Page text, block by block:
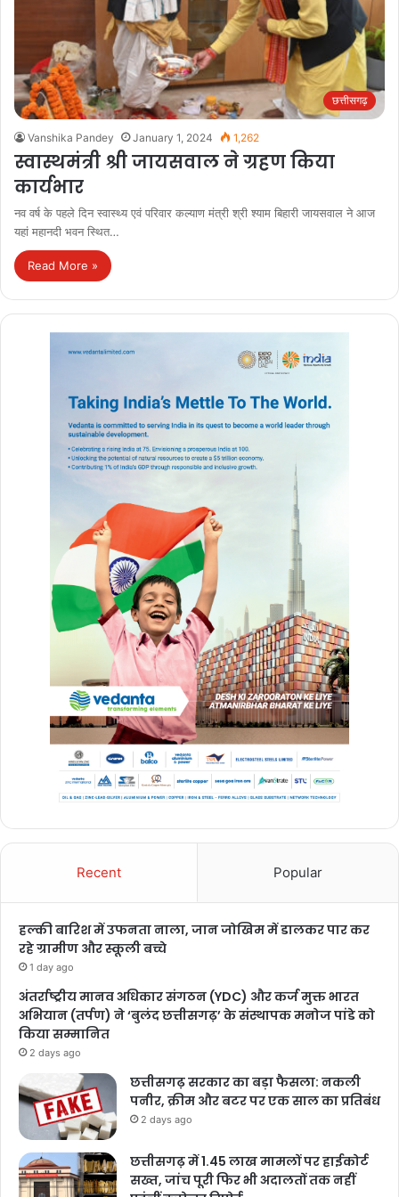
छत्तीसगढ़
Vanshika Pandey January 1, 2024 1,262
स्वास्थमंत्री श्री जायसवाल ने ग्रहण किया
कार्यभार
नव वर्ष के पहले दिन स्वास्थ्य एवं परिवार कल्याण मंत्री श्री श्याम बिहारी जायसवाल ने आज
यहां महानदी भवन स्थित…
Read More »
Recent Popular
हल्की बारिश में उफनता नाला, जान जोखिम में डालकर पार कर
रहे ग्रामीण और स्कूली बच्चे
1 day ago
अंतर्राष्ट्रीय मानव अधिकार संगठन (YDC) और कर्ज मुक्त भारत
अभियान (तर्पण) ने ‘बुलंद छत्तीसगढ़’ के संस्थापक मनोज पांडे को
किया सम्मानित
2 days ago
छत्तीसगढ़ सरकार का बड़ा फैसला: नकली
पनीर, क्रीम और बटर पर एक साल का प्रतिबंध
2 days ago
छत्तीसगढ़ में 1.45 लाख मामलों पर हाईकोर्ट
सख्त, जांच पूरी फिर भी अदालतों तक नहीं